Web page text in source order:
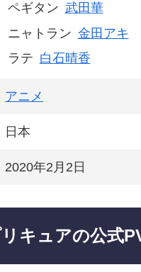
ペギタン 武田華
ニャトラン 金田アキ
ラテ 白石晴香
アニメ
日本
2020年2月2日
キュアの公式